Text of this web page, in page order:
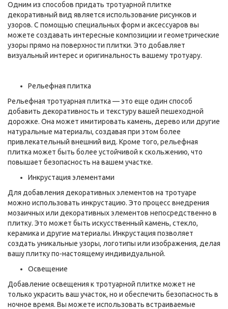
Одним из способов придать тротуарной плитке
декоративный вид является использование рисунков и
узоров. С помощью специальных форм и аксессуаров вы
можете создавать интересные композиции и геометрические
узоры прямо на поверхности плитки. Это добавляет
визуальный интерес и оригинальность вашему тротуару.
Рельефная плитка
Рельефная тротуарная плитка — это еще один способ
добавить декоративность и текстуру вашей пешеходной
дорожке. Она может имитировать камень, дерево или другие
натуральные материалы, создавая при этом более
привлекательный внешний вид. Кроме того, рельефная
плитка может быть более устойчивой к скольжению, что
повышает безопасность на вашем участке.
Инкрустация элементами
Для добавления декоративных элементов на тротуаре
можно использовать инкрустацию. Это процесс внедрения
мозаичных или декоративных элементов непосредственно в
плитку. Это может быть искусственный камень, стекло,
керамика и другие материалы. Инкрустация позволяет
создать уникальные узоры, логотипы или изображения, делая
вашу плитку по-настоящему индивидуальной.
Освещение
Добавление освещения к тротуарной плитке может не
только украсить ваш участок, но и обеспечить безопасность в
ночное время. Вы можете использовать встраиваемые